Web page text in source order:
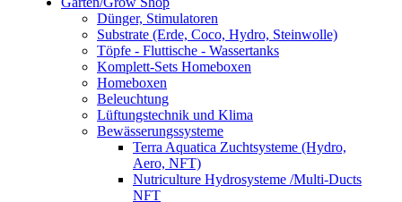
Dünger, Stimulatoren
Substrate (Erde, Coco, Hydro, Steinwolle)
Töpfe - Fluttische - Wassertanks
Komplett-Sets Homeboxen
Homeboxen
Beleuchtung
Lüftungstechnik und Klima
Bewässerungssysteme
Terra Aquatica Zuchtsysteme (Hydro,
Aero, NFT)
Nutriculture Hydrosysteme /Multi-Ducts
NFT